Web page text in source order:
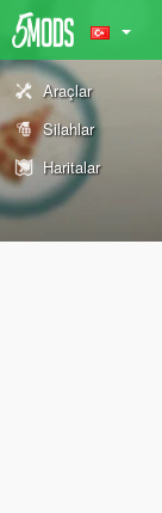
Araçlar
Silahlar
Haritalar